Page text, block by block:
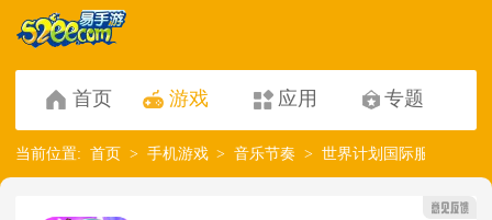
首页 游戏 应用 专题
当前位置: 首页 手机游戏 音乐节奏 世界计划国际服